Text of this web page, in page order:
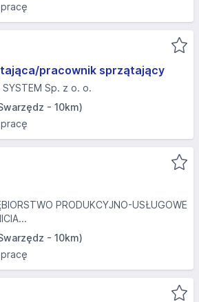
pracownik sprzątający
SYSTEM Sp. z o. o.
- 10km)
PRODUKCYJNO-USŁUGOWE
- 10km)